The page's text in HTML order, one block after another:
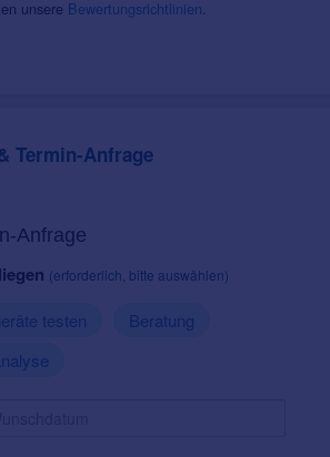
unsere Bewertungsrichtlinien.
Termin-Anfrage
Anfrage
(erforderlich, bitte auswählen)
testen
Beratung